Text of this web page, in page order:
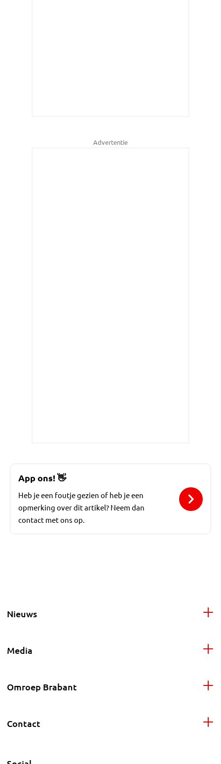
Advertentie
App ons!👋
Heb je een foutje gezien of heb je een
opmerking over dit artikel? Neem dan
contact met ons op.
Nieuws
Media
Omroep Brabant
Contact